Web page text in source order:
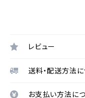
レビュー
送料・配送方法に
お支払い方法に